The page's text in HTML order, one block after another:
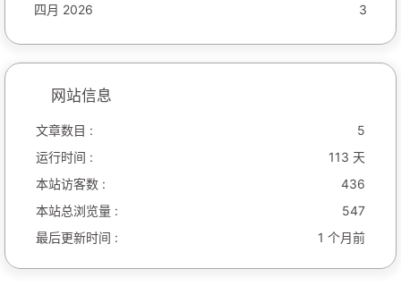
四月 2026
3
网站信息
文章数目 :
5
运行时间 :
113 天
本站访客数 :
436
本站总浏览量 :
547
最后更新时间 :
1 个月前